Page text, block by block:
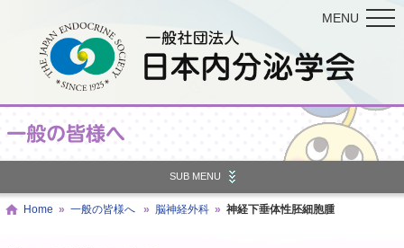
MENU
SUB MENU
Home » 一般の皆様へ » 脳神経外科 » 神経下垂体性胚細胞腫